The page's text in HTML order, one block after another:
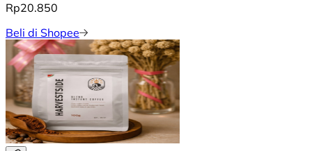
Rp20.850
Beli di Shopee